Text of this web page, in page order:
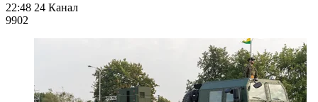
22:48 24 Канал
9902